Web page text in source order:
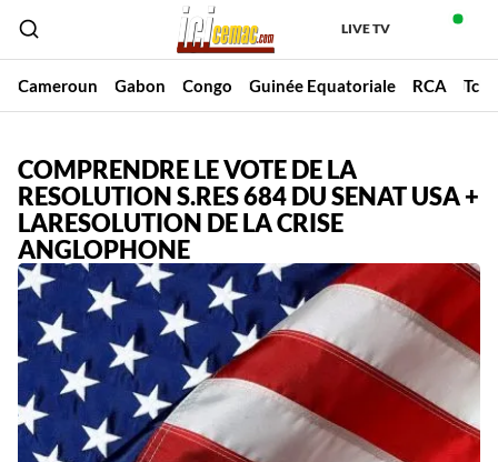
LIVE TV
Cameroun Gabon Congo Guinée Equatoriale RCA
COMPRENDRE LE VOTE DE LA
RESOLUTION S.RES 684 DU SENAT USA +
LARESOLUTION DE LA CRISE
ANGLOPHONE